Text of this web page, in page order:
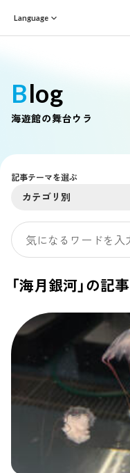
Language
Blog
海遊館の舞台ウラ
記事テーマを選ぶ
カテゴリ別
「海月銀河」の記事